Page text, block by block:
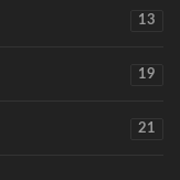
13
19
21